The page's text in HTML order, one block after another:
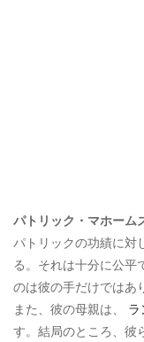
パトリック・マホーム
パトリックの功績に対
る。それは十分に公平
のは彼の手だけではあ
また、彼の母親は、
す。結局のところ、彼